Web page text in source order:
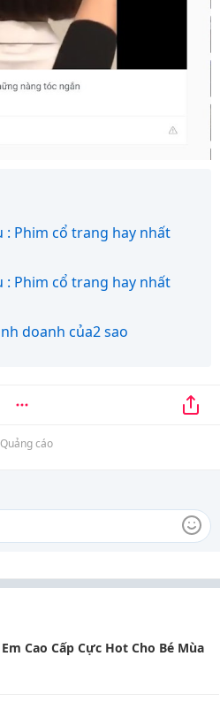
: Phim cổ trang hay nhất
: Phim cổ trang hay nhất
doanh của2 sao
Quảng cáo
Cao Cấp Cực Hot Cho Bé Mùa